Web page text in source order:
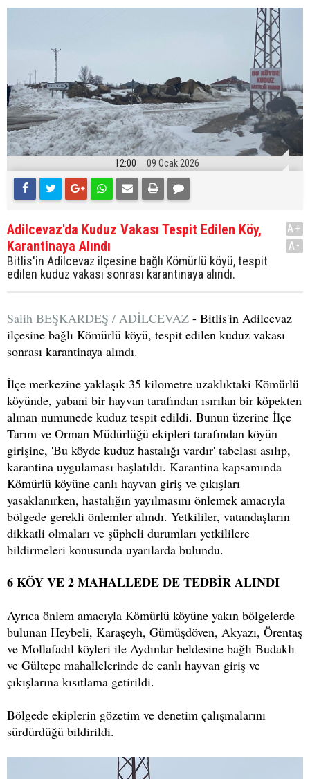
12:00 09 Ocak 2026
Adilcevaz'da Kuduz Vakası Tespit Edilen Köy,
Karantinaya Alındı
Bitlis'in Adilcevaz ilçesine bağlı Kömürlü köyü, tespit
edilen kuduz vakası sonrası karantinaya alındı.
A+
A-
Salih BEŞKARDEŞ / ADİLCEVAZ - Bitlis'in Adilcevaz
ilçesine bağlı Kömürlü köyü, tespit edilen kuduz vakası
sonrası karantinaya alındı.
İlçe merkezine yaklaşık 35 kilometre uzaklıktaki Kömürlü
köyünde, yabani bir hayvan tarafından ısırılan bir köpekten
alınan numunede kuduz tespit edildi. Bunun üzerine İlçe
Tarım ve Orman Müdürlüğü ekipleri tarafından köyün
girişine, 'Bu köyde kuduz hastalığı vardır' tabelası asılıp,
karantina uygulaması başlatıldı. Karantina kapsamında
Kömürlü köyüne canlı hayvan giriş ve çıkışları
yasaklanırken, hastalığın yayılmasını önlemek amacıyla
bölgede gerekli önlemler alındı. Yetkililer, vatandaşların
dikkatli olmaları ve şüpheli durumları yetkililere
bildirmeleri konusunda uyarılarda bulundu.
6 KÖY VE 2 MAHALLEDE DE TEDBİR ALINDI
Ayrıca önlem amacıyla Kömürlü köyüne yakın bölgelerde
bulunan Heybeli, Karaşeyh, Gümüşdöven, Akyazı, Örentaş
ve Mollafadıl köyleri ile Aydınlar beldesine bağlı Budaklı
ve Gültepe mahallelerinde de canlı hayvan giriş ve
çıkışlarına kısıtlama getirildi.
Bölgede ekiplerin gözetim ve denetim çalışmalarını
sürdürdüğü bildirildi.